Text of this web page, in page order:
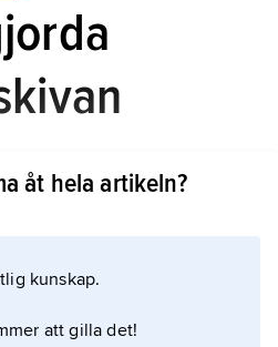
med planeternas
objekt inte kan ha
banor och måste de
åt hela artikeln?
kunskap.
att gilla det!